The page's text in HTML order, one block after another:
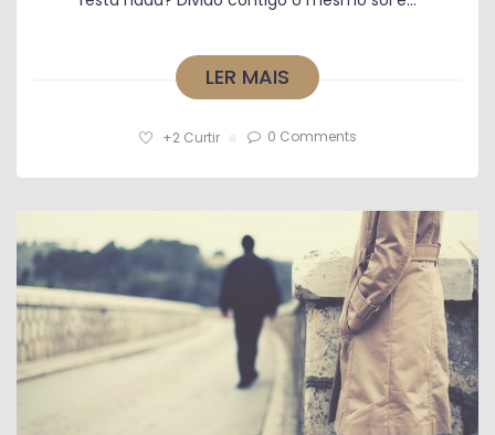
LER MAIS
+2Curtir 0 Comments